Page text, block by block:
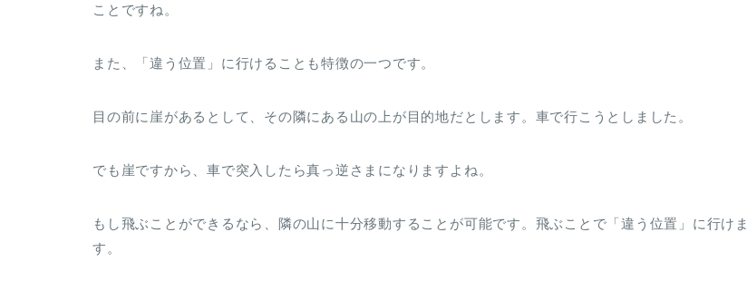
ことですね。
また、「違う位置」に行けることも特徴の一つです。
目の前に崖があるとして、その隣にある山の上が目的地だとします。車で行こうとしました。
でも崖ですから、車で突入したら真っ逆さまになりますよね。
もし飛ぶことができるなら、隣の山に十分移動することが可能です。飛ぶことで「違う位置」に行けま
す。